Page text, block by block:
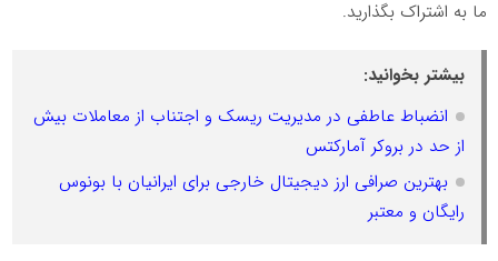
ما به اشتراک بگذارید.
بیشتر بخوانید:
انضباط عاطفی در مدیریت ریسک و اجتناب از معاملات بیش
از حد در بروکر آمارکتس
بهترین صرافی ارز دیجیتال خارجی برای ایرانیان با بونوس
رایگان و معتبر